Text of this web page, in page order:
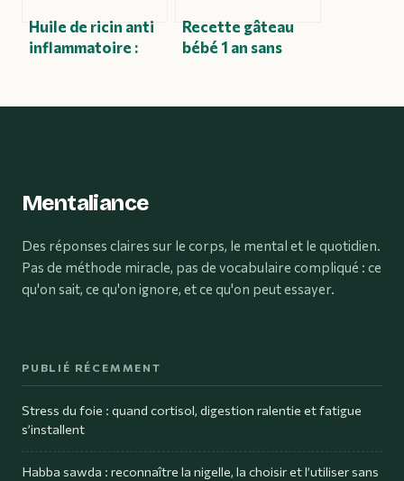
Huile de ricin anti
inflammatoire :
l’inflammation
Recette gâteau
bébé 1 an sans
anniversaire tout
Mentaliance
Des réponses claires sur le corps, le mental et le quotidien.
Pas de méthode miracle, pas de vocabulaire compliqué : ce
qu'on sait, ce qu'on ignore, et ce qu'on peut essayer.
PUBLIÉ RÉCEMMENT
Stress du foie : quand cortisol, digestion ralentie et fatigue
s’installent
Habba sawda : reconnaître la nigelle, la choisir et l’utiliser sans